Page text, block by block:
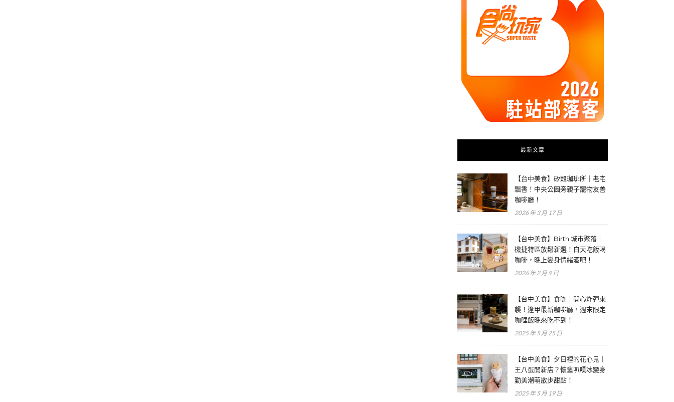
最新文章
【台中美食】矽穀珈琲所｜老宅
飄香！中央公園旁親子寵物友善
咖啡廳！
2026 年 3 月 17 日
【台中美食】Birth 城市聚落｜
機捷特區放鬆新選！白天吃飯喝
咖啡，晚上變身情緒酒吧！
2026 年 2 月 9 日
【台中美食】食咖｜開心炸彈來
襲！逢甲最新咖啡廳，週末限定
咖哩飯晚來吃不到！
2025 年 5 月 25 日
【台中美食】夕日裡的花心鬼｜
王八蛋開新店？懷舊叭噗冰變身
勤美潮萌散步甜點！
2025 年 5 月 19 日